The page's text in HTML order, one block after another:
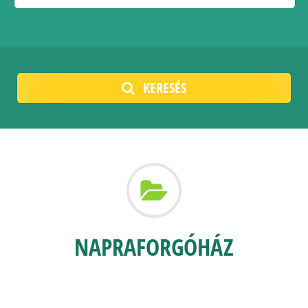
KERESÉS
NAPRAFORGÓHÁZ